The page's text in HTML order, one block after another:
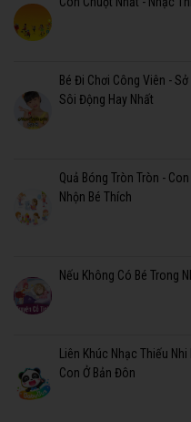
Bé Đi Chơi Công Viên -
Sôi Động Hay Nhất
Quả Bóng Tròn Tròn -
Nhộn Bé Thích
Nếu Không Có Bé Trong
Liên Khúc Nhạc Thiếu
Con Ở Bản Đôn